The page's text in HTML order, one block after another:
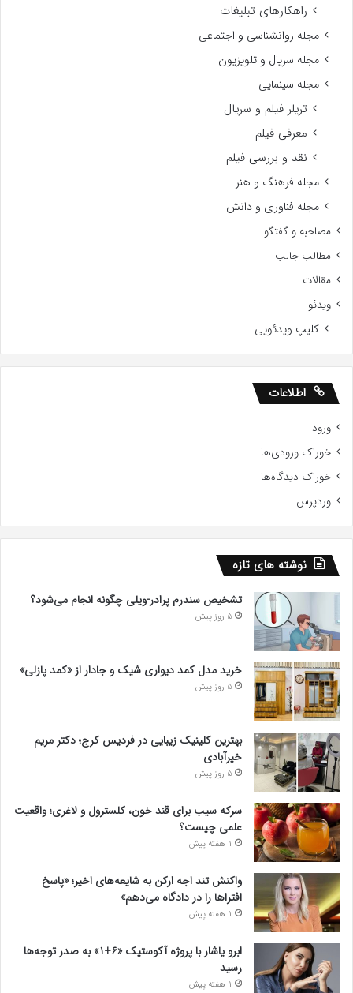
راهکارهای تبلیغات
مجله روانشناسی و اجتماعی
مجله سریال و تلویزیون
مجله سینمایی
تریلر فیلم و سریال
معرفی فیلم
نقد و بررسی فیلم
مجله فرهنگ و هنر
مجله فناوری و دانش
مصاحبه و گفتگو
مطالب جالب
مقالات
ویدئو
کلیپ ویدئویی
اطلاعات
ورود
خوراک ورودی‌ها
خوراک دیدگاه‌ها
وردپرس
نوشته های تازه
تشخیص سندرم پرادر-ویلی چگونه انجام می‌شود؟
5 روز پیش
خرید مدل کمد دیواری شیک و جادار از «کمد پازلی»
5 روز پیش
بهترین کلینیک زیبایی در فردیس کرج؛ دکتر مریم
خیرآبادی
5 روز پیش
سرکه سیب برای قند خون، کلسترول و لاغری؛ واقعیت
علمی چیست؟
1 هفته پیش
واکنش تند اجه ارکن به شایعه‌های اخیر؛ «پاسخ
افتراها را در دادگاه می‌دهم»
1 هفته پیش
ابرو یاشار با پروژه آکوستیک «۶+۱» به صدر توجه‌ها
رسید
1 هفته پیش